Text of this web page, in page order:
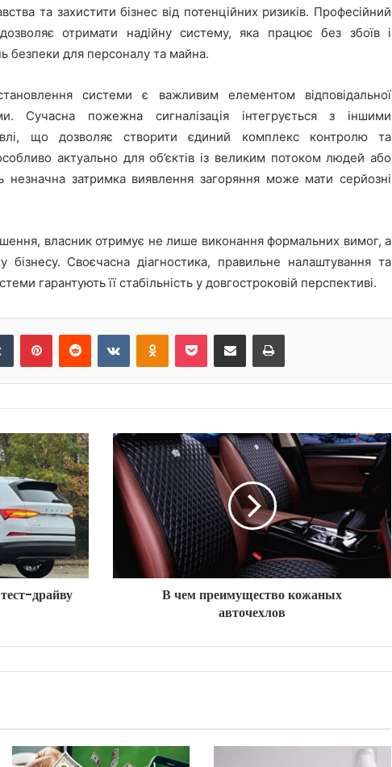
та захистити бізнес від потенційних ризиків. Професійний
дозволяє отримати надійну систему, яка працює без збоїв і
безпеки для персоналу та майна.
системи є важливим елементом відповідальної
Сучасна пожежна сигналізація інтегрується з іншими
що дозволяє створити єдиний комплекс контролю та
актуально для об’єктів із великим потоком людей або
незначна затримка виявлення загоряння може мати серйозні
власник отримує не лише виконання формальних вимог, а
бізнесу. Своєчасна діагностика, правильне налаштування та
гарантують її стабільність у довгостроковій перспективі.
драйву
В чем преимущество кожаных
авточехлов